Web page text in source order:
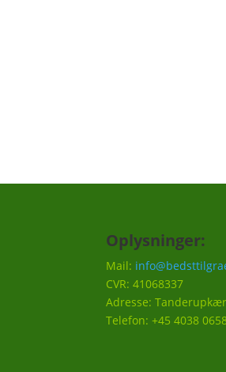
Oplysninger:
Mail:
CVR: 41068337
Adresse:
Telefon: +45 4038 0658